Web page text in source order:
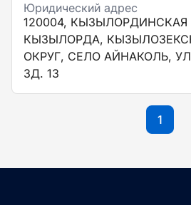
Юридический адрес
120004,
КЫЗЫЛОРДА,
ОКРУГ, СЕЛО АЙНАКОЛЬ,
ЗД. 13
1